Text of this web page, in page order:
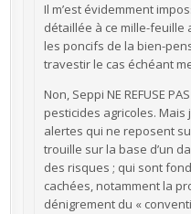
Il m’est évidemment
détaillée à ce mille-
les poncifs de la bien-
travestir le cas échéant
Non, Seppi NE REFUSE
pesticides agricoles.
alertes qui ne reposent
trouille sur la base d’un
des risques ; qui sont
cachées, notamment la
dénigrement du «